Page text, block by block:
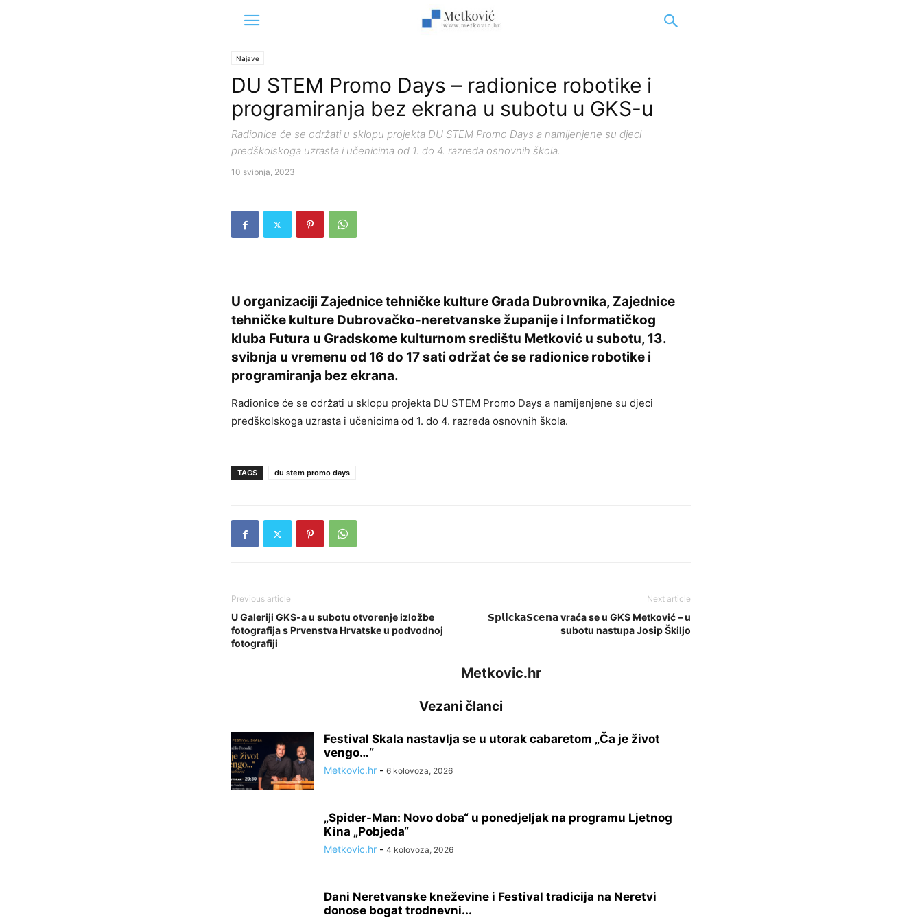
Najave
DU STEM Promo Days – radionice robotike i
programiranja bez ekrana u subotu u GKS-u
Radionice će se održati u sklopu projekta DU STEM Promo Days a namijenjene su djeci
predškolskoga uzrasta i učenicima od 1. do 4. razreda osnovnih škola.
10 svibnja, 2023
U organizaciji Zajednice tehničke kulture Grada Dubrovnika, Zajednice
tehničke kulture Dubrovačko-neretvanske županije i Informatičkog
kluba Futura u Gradskome kulturnom središtu Metković u subotu, 13.
svibnja u vremenu od 16 do 17 sati održat će se radionice robotike i
programiranja bez ekrana.
Radionice će se održati u sklopu projekta DU STEM Promo Days a namijenjene su djeci
predškolskoga uzrasta i učenicima od 1. do 4. razreda osnovnih škola.
TAGS du stem promo days
Previous article
U Galeriji GKS-a u subotu otvorenje izložbe
fotografija s Prvenstva Hrvatske u podvodnoj
fotografiji
Next article
𝗦𝗽𝗹𝗶𝗰𝗸𝗮𝗦𝗰𝗲𝗻𝗮 vraća se u GKS Metković – u
subotu nastupa Josip Škiljo
Metkovic.hr
Vezani članci
Festival Skala nastavlja se u utorak cabaretom „Ča je život
vengo…“
Metkovic.hr - 6 kolovoza, 2026
„Spider-Man: Novo doba“ u ponedjeljak na programu Ljetnog
Kina „Pobjeda“
Metkovic.hr - 4 kolovoza, 2026
Dani Neretvanske kneževine i Festival tradicija na Neretvi
donose bogat trodnevni...